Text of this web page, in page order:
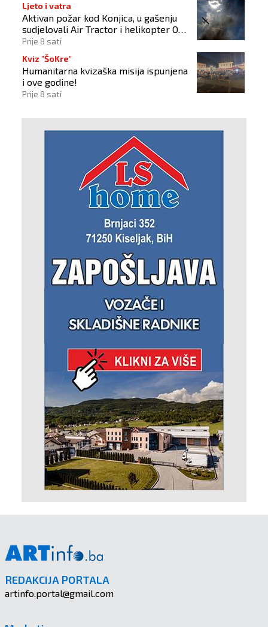
Ljeto i vatra
Aktivan požar kod Konjica, u gašenju
sudjelovali Air Tractor i helikopter OS-
a BiH
Prije 8 sati
Kviz "ŠoKre"
Humanitarna kvizaška misija ispunjena
i ove godine!
Prije 8 sati
REDAKCIJA PORTALA
artinfo.portal@gmail.com